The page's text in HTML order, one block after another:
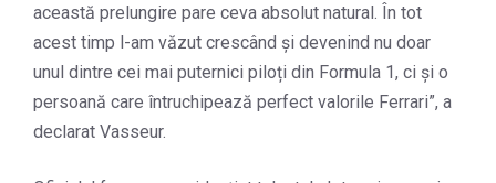
această prelungire pare ceva absolut natural. În tot
acest timp l-am văzut crescând și devenind nu doar
unul dintre cei mai puternici piloți din Formula 1, ci și o
persoană care întruchipează perfect valorile Ferrari”, a
declarat Vasseur.